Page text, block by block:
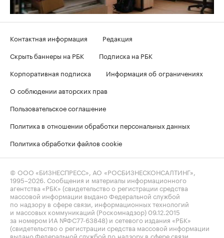
Контактная информация
Редакция
Скрыть баннеры на РБК
Подписка на РБК
Корпоративная подписка
Информация об ограничениях
О соблюдении авторских прав
Пользовательское соглашение
Политика в отношении обработки персональных данных
Политика обработки файлов cookie
© ООО «БИЗНЕСПРЕСС», АО «РОСБИЗНЕСКОНСАЛТИНГ»,
1995–2026 . Сообщения и материалы информационного
агентства «РБК» (свидетельство о регистрации средства
массовой информации выдано Федеральной службой
по надзору в сфере связи, информационных технологий
и массовых коммуникаций (Роскомнадзор) 09.12.2015
за номером ИА №ФС77-63848) и сетевого издания «РБК»
(свидетельство о регистрации средства массовой информации
выдано Федеральной службой по надзору в сфере связи,